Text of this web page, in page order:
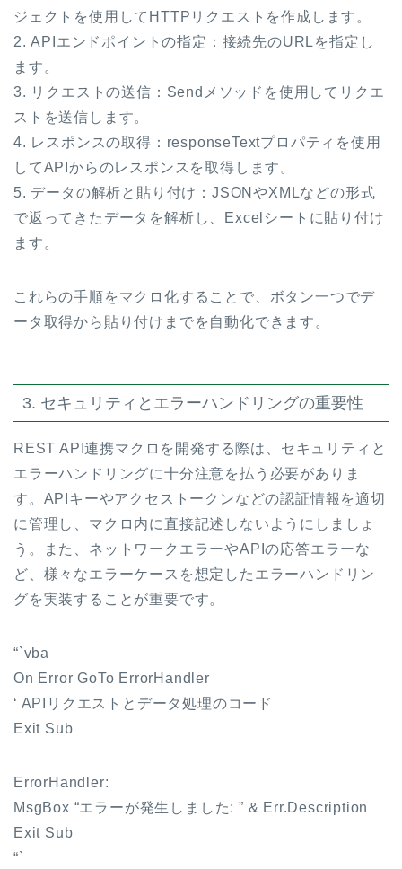
ジェクトを使用してHTTPリクエストを作成します。
2. APIエンドポイントの指定：接続先のURLを指定し
ます。
3. リクエストの送信：Sendメソッドを使用してリクエ
ストを送信します。
4. レスポンスの取得：responseTextプロパティを使用
してAPIからのレスポンスを取得します。
5. データの解析と貼り付け：JSONやXMLなどの形式
で返ってきたデータを解析し、Excelシートに貼り付け
ます。
これらの手順をマクロ化することで、ボタン一つでデ
ータ取得から貼り付けまでを自動化できます。
3. セキュリティとエラーハンドリングの重要性
REST API連携マクロを開発する際は、セキュリティと
エラーハンドリングに十分注意を払う必要がありま
す。APIキーやアクセストークンなどの認証情報を適切
に管理し、マクロ内に直接記述しないようにしましょ
う。また、ネットワークエラーやAPIの応答エラーな
ど、様々なエラーケースを想定したエラーハンドリン
グを実装することが重要です。
“`vba
On Error GoTo ErrorHandler
‘ APIリクエストとデータ処理のコード
Exit Sub
ErrorHandler:
MsgBox “エラーが発生しました: ” & Err.Description
Exit Sub
“`